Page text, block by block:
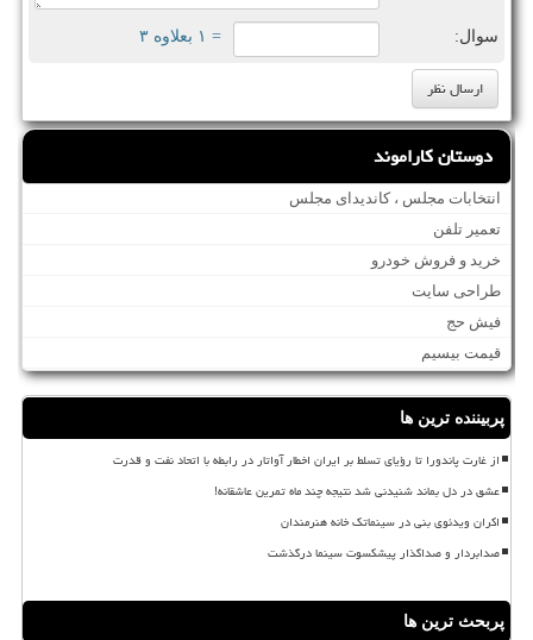
سوال: = ۱ بعلاوه ۳
دوستان کاراموند
انتخابات مجلس ، کاندیدای مجلس
تعمیر تلفن
خرید و فروش خودرو
طراحی سایت
فیش حج
قیمت بیسیم
پربیننده ترین ها
از غارت پاندورا تا رؤیای تسلط بر ایران اخطار آواتار در رابطه با اتحاد نفت و قدرت
عشق در دل بماند شنیدنی شد نتیجه چند ماه تمرین عاشقانه!
اکران ویدئوی بنی در سینماتک خانه هنرمندان
صدابردار و صداگذار پیشکسوت سینما درگذشت
پربحث ترین ها